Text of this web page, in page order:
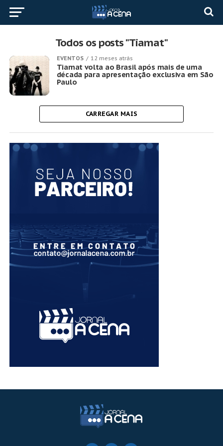
Todos os posts "Tiamat"
EVENTOS 12 meses atrás
Tiamat volta ao Brasil após mais de uma
década para apresentação exclusiva em São
Paulo
CARREGAR MAIS